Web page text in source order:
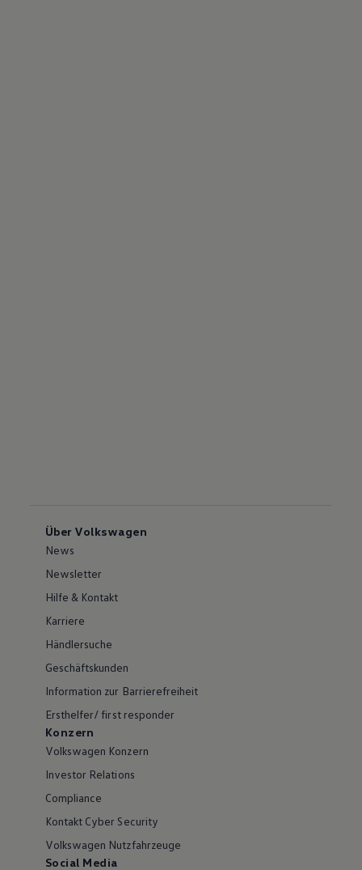
Über Volkswagen
News
Newsletter
Hilfe & Kontakt
Karriere
Händlersuche
Geschäftskunden
Information zur Barrierefreiheit
Ersthelfer/ first responder
Konzern
Volkswagen Konzern
Investor Relations
Compliance
Kontakt Cyber Security
Volkswagen Nutzfahrzeuge
Social Media